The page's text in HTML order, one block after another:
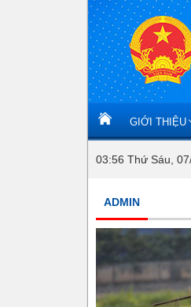
GIỚI THIỆU
03:56 Thứ Sáu,
ADMIN